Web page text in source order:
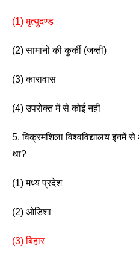
(1) मृत्युदण्ड
(2) सामानों की कुर्की (जब्ती)
(3) कारावास
(4) उपरोक्त में से कोई नहीं
5. विक्रमशिला विश्वविद्यालय
था?
(1) मध्य प्रदेश
(2) ओडिशा
(3) बिहार